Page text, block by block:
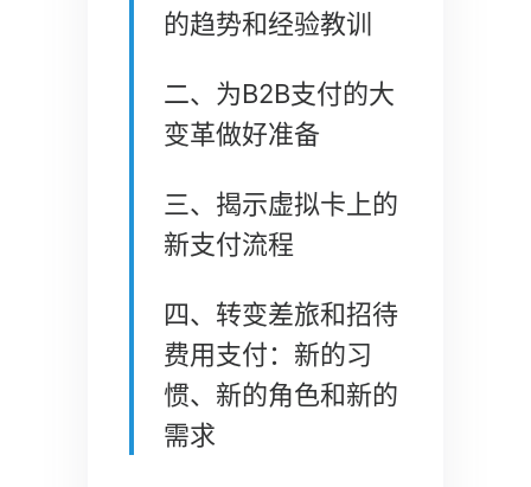
的趋势和经验教训
二、为B2B支付的大
变革做好准备
三、揭示虚拟卡上的
新支付流程
四、转变差旅和招待
费用支付：新的习
惯、新的角色和新的
需求